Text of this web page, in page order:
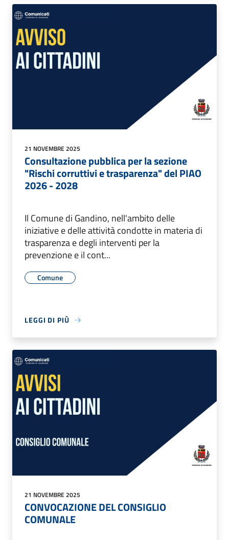
21 NOVEMBRE 2025
Consultazione pubblica per la sezione
"Rischi corruttivi e trasparenza" del PIAO
2026 - 2028
Il Comune di Gandino, nell'ambito delle
iniziative e delle attività condotte in materia di
trasparenza e degli interventi per la
prevenzione e il cont...
Comune
LEGGI DI PIÙ
21 NOVEMBRE 2025
CONVOCAZIONE DEL CONSIGLIO
COMUNALE